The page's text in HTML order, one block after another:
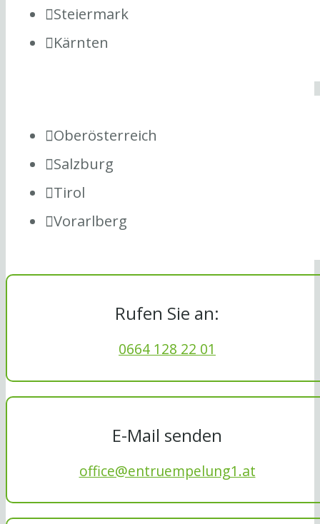
Steiermark
Kärnten
Oberösterreich
Salzburg
Tirol
Vorarlberg
Rufen Sie an:
0664 128 22 01
E-Mail senden
office@entruempelung1.at